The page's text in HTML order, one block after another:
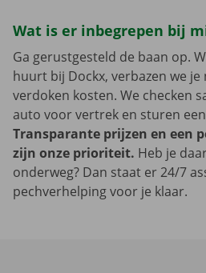
Wat is er inbegrepen bij
Ga gerustgesteld de baan op.
huurt bij Dockx, verbazen we
verdoken kosten. We checken
auto voor vertrek en sturen
Transparante prijzen en een
zijn onze prioriteit. Heb je
onderweg? Dan staat er 24/7
pechverhelping voor je klaar.